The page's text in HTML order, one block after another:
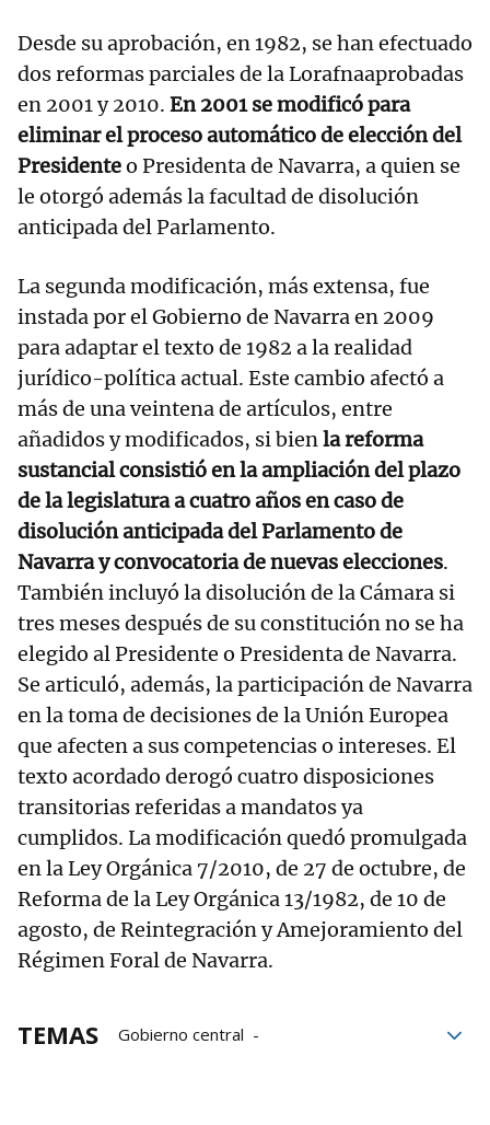
Desde su aprobación, en 1982, se han efectuado
dos reformas parciales de la Lorafnaaprobadas
en 2001 y 2010. En 2001 se modificó para
eliminar el proceso automático de elección del
Presidenteo Presidenta de Navarra, a quien se
le otorgó además la facultad de disolución
anticipada del Parlamento.
La segunda modificación, más extensa, fue
instada por el Gobierno de Navarra en 2009
para adaptar el texto de 1982 a la realidad
jurídico-política actual. Este cambio afectó a
más de una veintena de artículos, entre
añadidos y modificados, si bienla reforma
sustancial consistió en la ampliación del plazo
de la legislatura a cuatro años en caso de
disolución anticipada del Parlamento de
Navarra y convocatoria de nuevas elecciones.
También incluyó la disolución de la Cámara si
tres meses después de su constitución no se ha
elegido al Presidente o Presidenta de Navarra.
Se articuló, además, la participación de Navarra
en la toma de decisiones de la Unión Europea
que afecten a sus competencias o intereses. El
texto acordado derogó cuatro disposiciones
transitorias referidas a mandatos ya
cumplidos. La modificación quedó promulgada
en la Ley Orgánica 7/2010, de 27 de octubre, de
Reforma de la Ley Orgánica 13/1982, de 10 de
agosto, de Reintegración y Amejoramiento del
Régimen Foral de Navarra.
TEMAS
Gobierno central